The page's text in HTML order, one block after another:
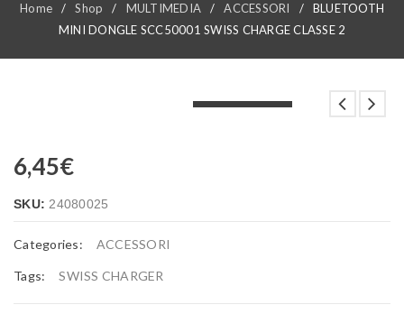
Home / Shop / MULTIMEDIA / ACCESSORI /
BLUETOOTH
MINI DONGLE SCC50001 SWISS CHARGE CLASSE 2
6,45€
SKU: 24080025
Categories: ACCESSORI
Tags: SWISS CHARGER